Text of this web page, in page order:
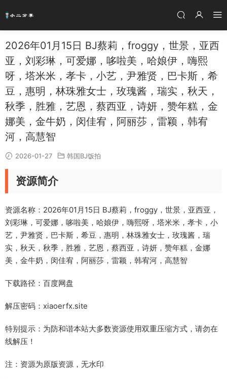
2026年01月15日 BJ蔡莉，froggy，世景，亚西
亚，刘彩琳，可爱娜，哆啦美，哈娘伊，嗨熙
呀，塔米米，孝卡，小艺，尹雅贤，巴卡斯，希
豆，惠明，林珠雅女士，玫瑰酱，瑞实，秋天，
秋季，胜雅，艺恩，蔡西亚，诗妍，赞年糕，金
娜美，金牛奶，闵佳宥，阿丽莎，雷颖，韩宥
河，高慧智
2026-01-27 韩国BJ饭拍
资源简介
资源名称：2026年01月15日 BJ蔡莉，froggy，世景，亚西亚，
刘彩琳，可爱娜，哆啦美，哈娘伊，嗨熙呀，塔米米，孝卡，小
艺，尹雅贤，巴卡斯，希豆，惠明，林珠雅女士，玫瑰酱，瑞
实，秋天，秋季，胜雅，艺恩，蔡西亚，诗妍，赞年糕，金娜
美，金牛奶，闵佳宥，阿丽莎，雷颖，韩宥河，高慧智
下载路径：百度网盘
解压密码：xiaoerfx.site
特别提示：为防和谐本站大多数资源使用双重压缩方式，请勿在
线解压！
注：资源为原版资源，无水印